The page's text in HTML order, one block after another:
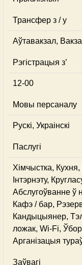
Трансфер з / у
Аўтавакзал,
Рэгістрацыя з’
12-00
Мовы персаналу
Рускі, Украінскі
Паслугі
Хімчыстка,
Інтэрнэту,
Абслугоўванне ў
Кафэ / бар,
Кандыцыянер,
ложак, Wi-Fi,
Арганізацыя
Заўвагі